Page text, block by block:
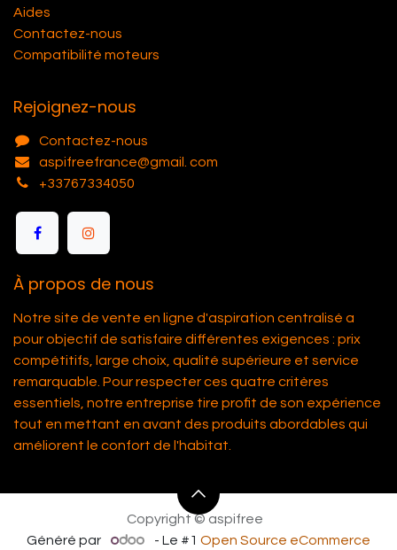
Aides
Contactez-nous
Compatibilité moteurs
Rejoignez-nous
Contactez-nous
aspifreefrance@gmail. com
+33767334050
À propos de nous
Notre site de vente en ligne d'aspiration centralisé a
pour objectif de satisfaire différentes exigences : prix
compétitifs, large choix, qualité supérieure et service
remarquable. Pour respecter ces quatre critères
essentiels, notre entreprise tire profit de son expérience
tout en mettant en avant des produits abordables qui
améliorent le confort de l'habitat.
Copyright © aspifree
Généré par
- Le #1Open Source eCommerce